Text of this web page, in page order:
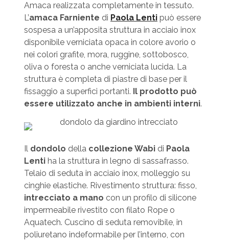
Amaca realizzata completamente in tessuto.
L’amaca Farniente di Paola Lentipuò essere
sospesa a un’apposita struttura in acciaio inox
disponibile verniciata opaca in colore avorio o
nei colori grafite, mora, ruggine, sottobosco,
oliva o foresta o anche verniciata lucida. La
struttura è completa di piastre di base per il
fissaggio a superfici portanti. Il prodotto può
essere utilizzato anche in ambienti interni.
Il dondolo della collezione Wabidi Paola
Lentiha la struttura in legno di sassafrasso.
Telaio di seduta in acciaio inox, molleggio su
cinghie elastiche. Rivestimento struttura: fisso,
intrecciato a mano con un profilo di silicone
impermeabile rivestito con filato Rope o
Aquatech. Cuscino di seduta removibile, in
poliuretano indeformabile per l’interno, con